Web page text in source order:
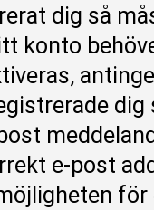
dig så
konto
e-post
för